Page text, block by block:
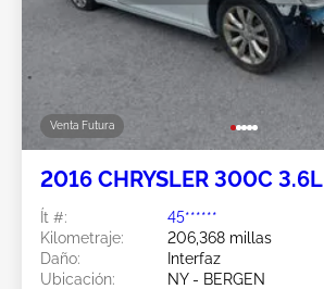
Venta Futura
2016 CHRYSLER 300C 3.6L
Ít #:
45******
Kilometraje:
206,368 millas
Daño:
Interfaz
Ubicación:
NY - BERGEN